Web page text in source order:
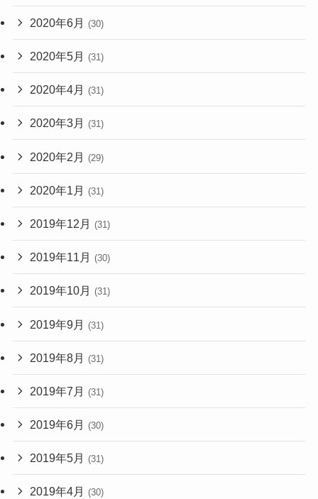
2020年6月 (30)
2020年5月 (31)
2020年4月 (31)
2020年3月 (31)
2020年2月 (29)
2020年1月 (31)
2019年12月 (31)
2019年11月 (30)
2019年10月 (31)
2019年9月 (31)
2019年8月 (31)
2019年7月 (31)
2019年6月 (30)
2019年5月 (31)
2019年4月 (30)